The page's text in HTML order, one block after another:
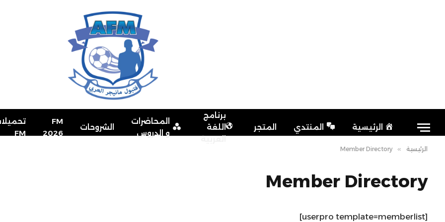
الرئيسية المنتدي المتجر
برنامج
اللغة
العربية
المحاضرات
و الدروس
الشروحات
FM
2026
FM
الرئيسية »
Member Directory
Member Directory
[userpro template=memberlist]